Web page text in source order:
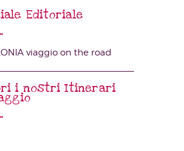
Editoriale
i nostri Itinerari